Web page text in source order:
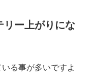
リー上がりにな
る事が多いですよ